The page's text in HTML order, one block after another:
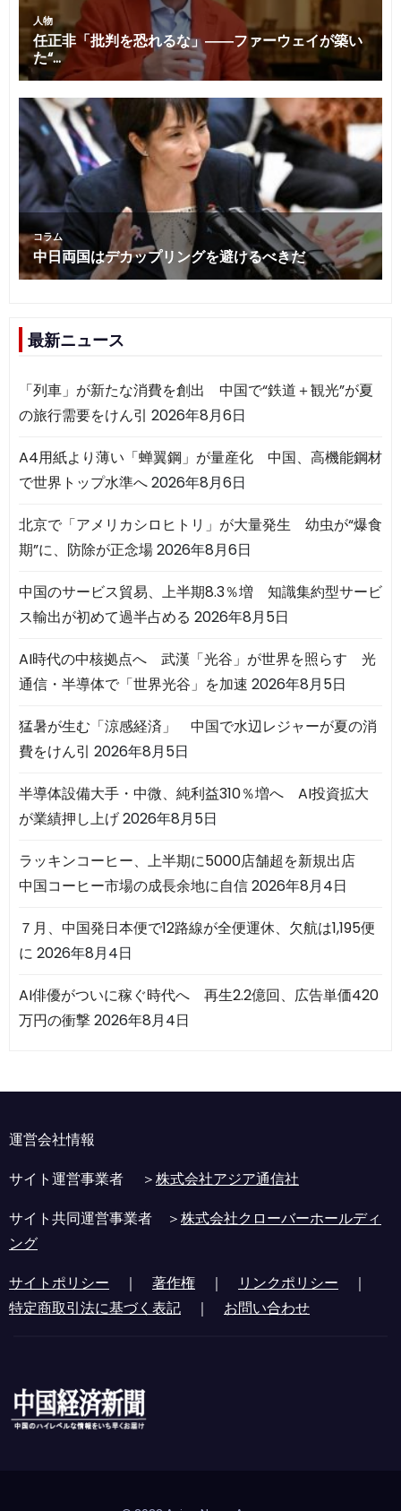
最新ニュース
「列車」が新たな消費を創出 中国で“鉄道＋観光”が夏
の旅行需要をけん引 2026年8月6日
A4用紙より薄い「蝉翼鋼」が量産化 中国、高機能鋼材
で世界トップ水準へ2026年8月6日
北京で「アメリカシロヒトリ」が大量発生 幼虫が“爆食
期”に、防除が正念場2026年8月6日
中国のサービス貿易、上半期8.3％増 知識集約型サービ
ス輸出が初めて過半占める 2026年8月5日
AI時代の中核拠点へ 武漢「光谷」が世界を照らす 光
通信・半導体で「世界光谷」を加速 2026年8月5日
猛暑が生む「涼感経済」 中国で水辺レジャーが夏の消
費をけん引 2026年8月5日
半導体設備大手・中微、純利益310％増へ AI投資拡大
が業績押し上げ2026年8月5日
ラッキンコーヒー、上半期に5000店舗超を新規出店
中国コーヒー市場の成長余地に自信2026年8月4日
７月、中国発日本便で12路線が全便運休、欠航は1,195便
に 2026年8月4日
AI俳優がついに稼ぐ時代へ 再生2.2億回、広告単価420
万円の衝撃2026年8月4日
運営会社情報
サイト運営事業者 ＞株式会社アジア通信社
サイト共同運営事業者 ＞株式会社クローバーホールディ
ング
サイトポリシー ｜ 著作権 ｜ リンクポリシー ｜
特定商取引法に基づく表記 ｜ お問い合わせ